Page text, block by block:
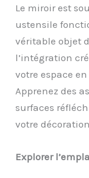
Le miroir est
ustensile
véritable objet
l’intégration
votre espace
Apprenez des
surfaces
votre
Explorer